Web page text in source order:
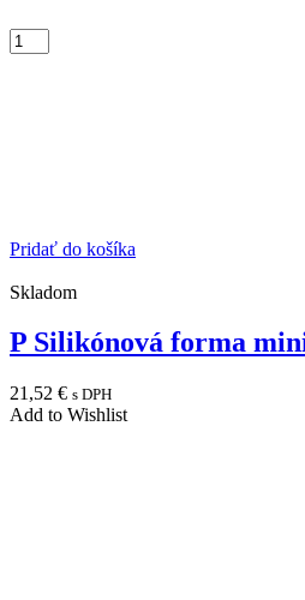
Pridať do košíka
Skladom
P Silikónová forma
21,52 € s DPH
Add to Wishlist